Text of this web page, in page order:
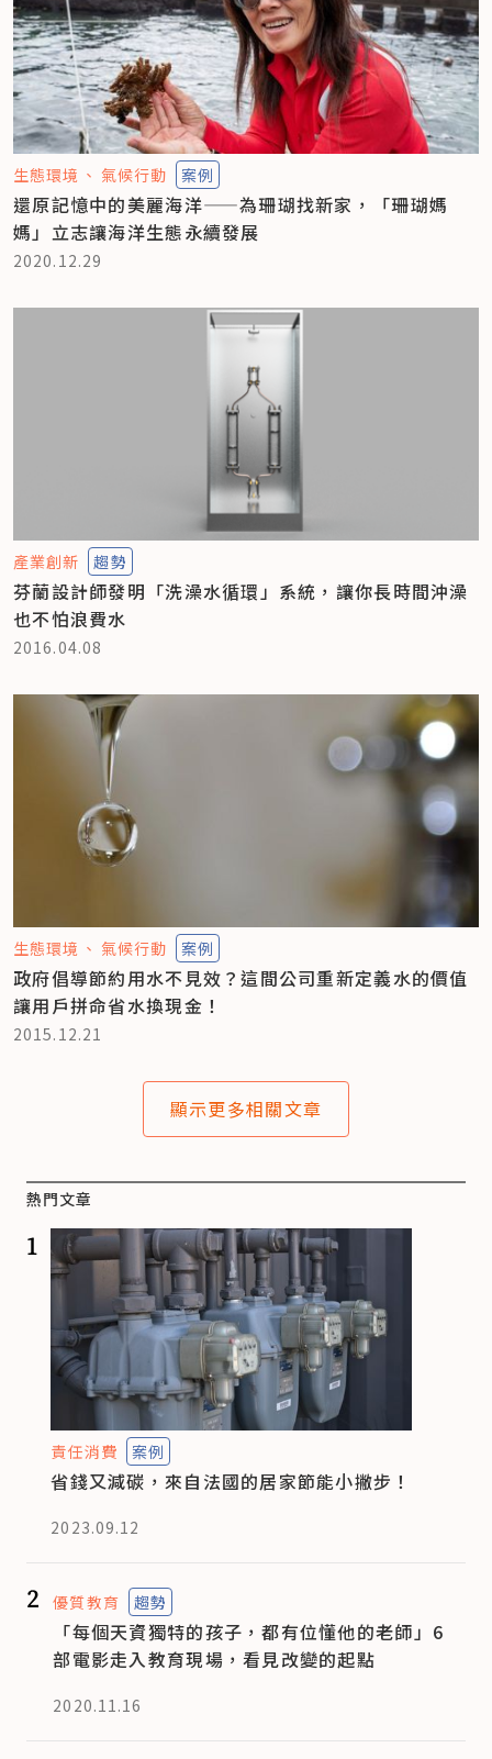
生態環境 氣候行動 案例
還原記憶中的美麗海洋——為珊瑚找新家，「珊瑚媽
媽」立志讓海洋生態永續發展
2020.12.29
產業創新 趨勢
芬蘭設計師發明「洗澡水循環」系統，讓你長時間沖澡
也不怕浪費水
2016.04.08
生態環境 氣候行動 案例
政府倡導節約用水不見效？這間公司重新定義水的價值
讓用戶拼命省水換現金！
2015.12.21
顯示更多相關文章
熱門文章
1
責任消費 案例
省錢又減碳，來自法國的居家節能小撇步！
2023.09.12
2 優質教育 趨勢
「每個天資獨特的孩子，都有位懂他的老師」6
部電影走入教育現場，看見改變的起點
2020.11.16